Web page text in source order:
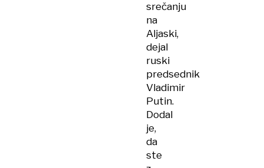
srečanju
na
Aljaski,
dejal
ruski
predsednik
Vladimir
Putin.
Dodal
je,
da
ste